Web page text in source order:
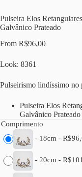
Pulseira Elos
Galvânico Prateado
From R$96,00
Look: 8361
Pulseirismo lindíssimo no
Pulseira Elos
Galvânico
Comprimento
- 18cm - R$
- 20cm - R$